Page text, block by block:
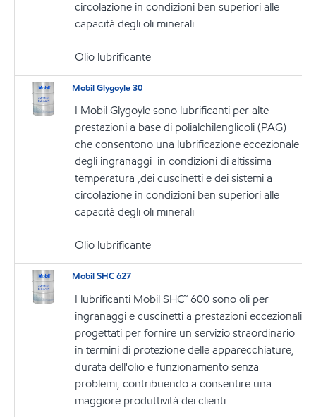
circolazione in condizioni ben superiori alle
capacità degli oli minerali
Olio lubrificante
Mobil Glygoyle 30
I Mobil Glygoyle sono lubrificanti per alte
prestazioni a base di polialchilenglicoli (PAG)
che consentono una lubrificazione eccezionale
degli ingranaggi in condizioni di altissima
temperatura ,dei cuscinetti e dei sistemi a
circolazione in condizioni ben superiori alle
capacità degli oli minerali
Olio lubrificante
Mobil SHC 627
I lubrificanti Mobil SHC™ 600 sono oli per
ingranaggi e cuscinetti a prestazioni eccezionali
progettati per fornire un servizio straordinario
in termini di protezione delle apparecchiature,
durata dell'olio e funzionamento senza
problemi, contribuendo a consentire una
maggiore produttività dei clienti.